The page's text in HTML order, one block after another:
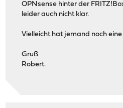
OPNsense hinter der
leider auch nicht klar.
Vielleicht hat jemand noch
Gruß
Robert.